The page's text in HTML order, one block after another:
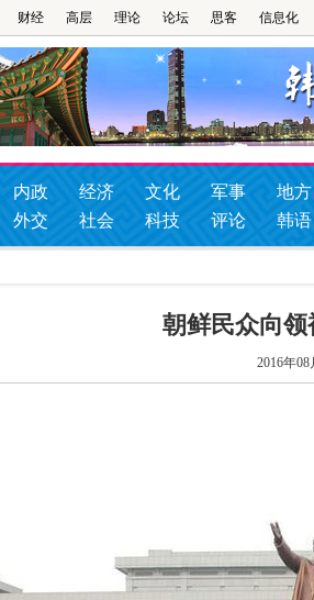
财经 高层 理论 论坛 思客 信息化
内政 经济 文化 军事
地方
外交
社会 科技 评论 韩语
朝鲜民众向
2016年